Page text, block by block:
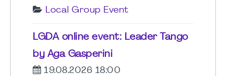
Local Group Event
LGDA online event: Leader Tango
by Aga Gasperini
19.08.2026 18:00